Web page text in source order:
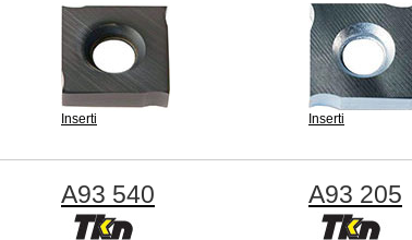
Inserti Inserti
A93 540 A93 205